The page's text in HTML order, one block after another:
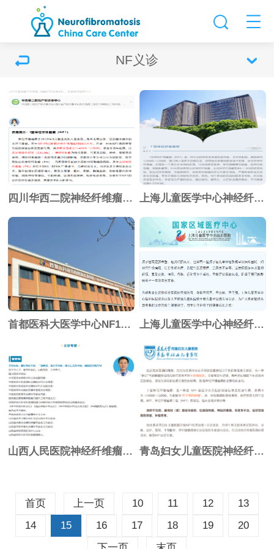
NF义诊
四川华西二院神经纤维瘤义诊 报名进行中 上海儿童医学中心神经纤维瘤义诊 报名中
首都医科大医学中心NF1线上义诊 报名中 上海儿童医学中心神经纤维瘤义诊 报名中
山西人民医院神经纤维瘤义诊 报名进行中 青岛妇女儿童医院神经纤维瘤义诊 报名中
首页 上一页 10 11 12
13
14
15 16 17 18 19
20